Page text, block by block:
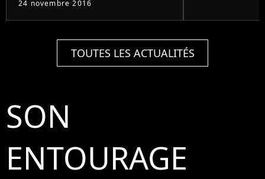
24 novembre 2016
TOUTES LES ACTUALITÉS
SON
ENTOURAGE